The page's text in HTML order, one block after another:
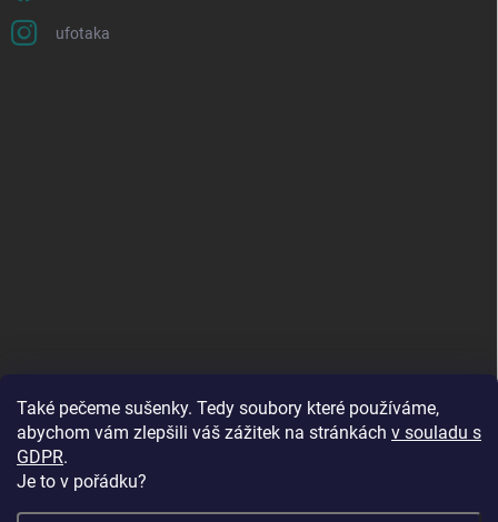
Také pečeme sušenky. Tedy soubory které používáme,
abychom vám zlepšili váš zážitek na stránkách v souladu s
GDPR.
Je to v pořádku?
ufotaka